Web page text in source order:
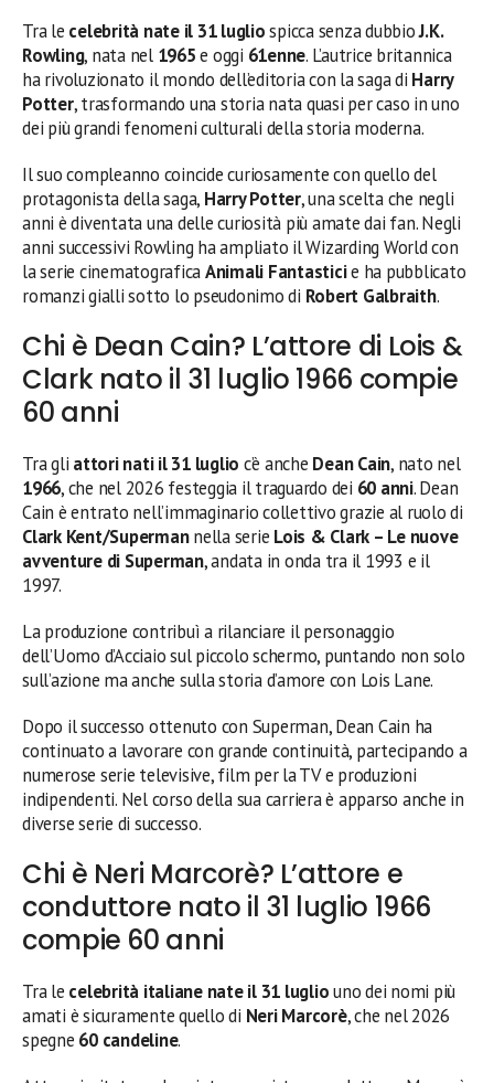
Tra le celebrità nate il 31 lugliospicca senza dubbioJ.K.
Rowling, nata nel 1965e oggi 61enne. L’autrice britannica
ha rivoluzionato il mondo dell’editoria con la saga di Harry
Potter, trasformando una storia nata quasi per caso in uno
dei più grandi fenomeni culturali della storia moderna.
Il suo compleanno coincide curiosamente con quello del
protagonista della saga, Harry Potter, una scelta che negli
anni è diventata una delle curiosità più amate dai fan. Negli
anni successivi Rowling ha ampliato il Wizarding World con
la serie cinematograficaAnimali Fantasticie ha pubblicato
romanzi gialli sotto lo pseudonimo di Robert Galbraith.
Chi è Dean Cain? L’attore di Lois &
Clark nato il 31 luglio 1966 compie
60 anni
Tra gli attori nati il 31 luglio c’è anche Dean Cain, nato nel
1966, che nel 2026 festeggia il traguardo dei 60 anni. Dean
Cain è entrato nell’immaginario collettivo grazie al ruolo di
Clark Kent/Supermannella serie Lois & Clark – Le nuove
avventure di Superman, andata in onda tra il 1993 e il
1997.
La produzione contribuì a rilanciare il personaggio
dell’Uomo d’Acciaio sul piccolo schermo, puntando non solo
sull’azione ma anche sulla storia d’amore con Lois Lane.
Dopo il successo ottenuto con Superman, Dean Cain ha
continuato a lavorare con grande continuità, partecipando a
numerose serie televisive, film per la TV e produzioni
indipendenti. Nel corso della sua carriera è apparso anche in
diverse serie di successo.
Chi è Neri Marcorè? L’attore e
conduttore nato il 31 luglio 1966
compie 60 anni
Tra le celebrità italiane nate il 31 lugliouno dei nomi più
amati è sicuramente quello di Neri Marcorè, che nel 2026
spegne 60 candeline.